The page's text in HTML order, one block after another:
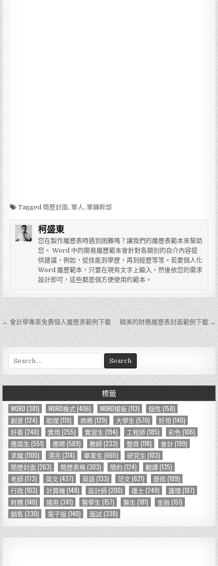
Tagged簡歷封面, 軍人 , 軍轉幹部
柯盛東
您在製作履歷表時遇到困難嗎？讓我們的履歷表範本來幫助
您。 Word 中的簡易履歷範本會針對各類別的自介內容提
供建議，例如，從技能到學歷，再到經歷等等。若要個人化
Word 履歷範本，只要在現有文字上輸入，然後依您的需求
設計即可，這些都是個方便使用的範本。
文
章
導
覽
← 會計學專業免費個人履歷表範例下載 精美的財務履歷表封面範例下載 →
e
a
r
h
f
o
r
標籤
WORD (381) WORD格式(406) WORD模板(113) 個性 (158)
創意 (124) 助理 (119) 商務(129) 大學生 (570) 好用 (140)
好看 (240) 實用 (255) 實習生 (194) 工程師(185) 彩色 (106)
應屆生 (551) 應聘(589) 教師(233) 整齊(118) 會計(199)
求職(1100) 漂亮 (314) 畢業生 (665) 研究生 (103)
簡歷封面(263) 簡歷表格(303) 簡約 (124) 翻譯(135)
老師(173) 英文(437) 英語(133) 范文(621) 藝術(109)
行政(103) 計算機 (148) 設計師(200) 護士(249) 護理 (187)
財務(140) 通用 (341) 醫學生 (157) 醫生 (181) 金融 (151)
銷售 (230) 電子版 (140) 面試(338)